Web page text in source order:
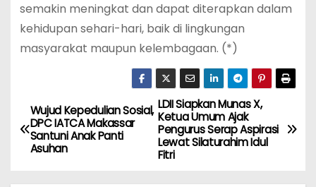
semakin meningkat dan dapat diterapkan dalam
kehidupan sehari-hari, baik di lingkungan
masyarakat maupun kelembagaan. (*)
N
a
LDII Siapkan Munas X,
Ketua Umum Ajak
Pengurus Serap Aspirasi
Lewat Silaturahim Idul
Fitri
Wujud Kepedulian Sosial,
DPC IATCA Makassar
Santuni Anak Panti
Asuhan